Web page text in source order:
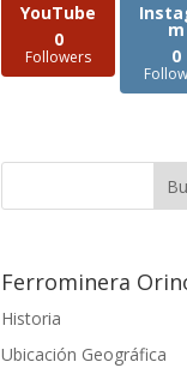
YouTube
0
Followers
m
0
Ferrominera
Historia
Ubicación Geográfica